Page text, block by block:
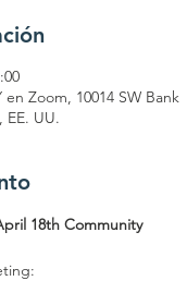
Zoom, 10014 SW Bank
EE. UU.
18th Community